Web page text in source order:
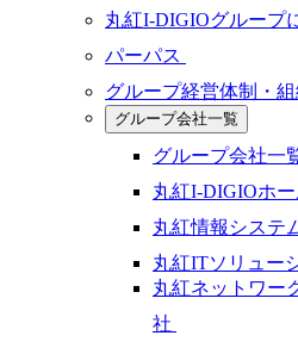
丸紅I-DIGIOグループ
パーパス
グループ経営体制・組
グループ会社一覧
グループ会社一
丸紅I-DIGIOホ
丸紅情報システ
丸紅ITソリュー
丸紅ネットワー
社